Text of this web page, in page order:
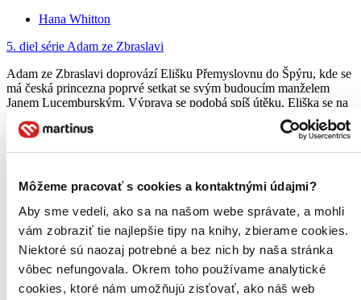
Môžeme pracovať s cookies a kontaktnými údajmi?
Aby sme vedeli, ako sa na našom webe správate, a mohli
vám zobraziť tie najlepšie tipy na knihy, zbierame cookies.
Niektoré sú naozaj potrebné a bez nich by naša stránka
vôbec nefungovala. Okrem toho používame analytické
cookies, ktoré nám umožňujú zisťovať, ako náš web
Hana Whitton
5. diel série Adam ze Zbraslavi
Adam ze Zbraslavi doprovází Elišku Přemyslovnu do Špýru, kde se
má česká princezna poprvé setkat se svým budoucím manželem
Janem Lucemburským. Výprava se podobá spíš útěku, Eliška se na
ni musela vydat tajně a v přestrojení, aby unikla nástrahám své...
Na sklade 2 ks
už iba posledné kusy. Ak ju chcete mať rýchlo, ponáhľajte sa!
Dodanie ďalších môže trvať dlhšie, zvyčajne do 18 dní.
Pridať do zoznamu
Vložiť do košíka